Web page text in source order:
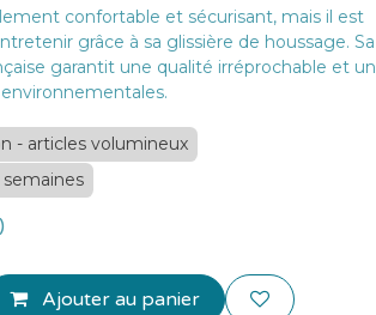
confortable et sécurisant, mais il est
grâce à sa glissière de houssage. Sa
garantit une qualité irréprochable et un
- articles volumineux
semaines
Ajouter au panier